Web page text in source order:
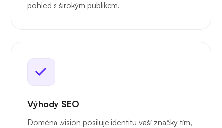
pohled s širokým publikem.
Výhody SEO
Doména .vision posiluje identitu vaší značky tím,